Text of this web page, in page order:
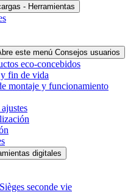
- Herramientas
este menú Consejos usuarios
eco-concebidos
fin de vida
montaje y funcionamiento
digitales
seconde vie